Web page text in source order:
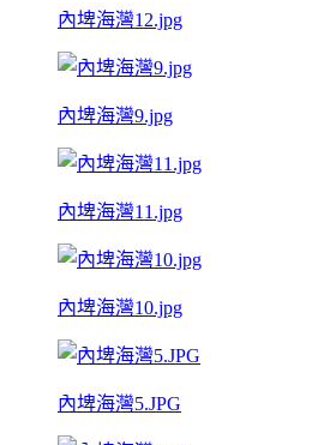
內埤海灣12.jpg
內埤海灣9.jpg
內埤海灣11.jpg
內埤海灣10.jpg
內埤海灣5.JPG